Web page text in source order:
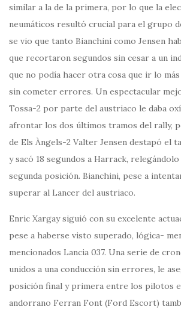
similar a la de la primera, por lo que la
neumáticos resultó crucial para el grupo
se vio que tanto Bianchini como Jensen
que recortaron segundos sin cesar a un
que no podía hacer otra cosa que ir lo
sin cometer errores. Un espectacular
Tossa-2 por parte del austriaco le daba
afrontar los dos últimos tramos del rally,
de Els Àngels-2 Valter Jensen destapó el
y sacó 18 segundos a Harrack,
segunda posición. Bianchini, pese a
superar al Lancer del austriaco.
Enric Xargay siguió con su excelente
pese a haberse visto superado, lógica-
mencionados Lancia 037. Una serie de
unidos a una conducción sin errores, le
posición final y primera entre los pilotos
andorrano Ferran Font (Ford Escort)